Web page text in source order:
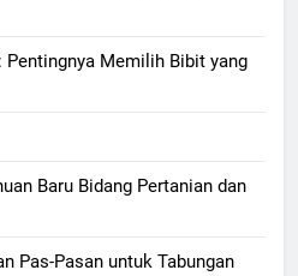
Memilih Bibit yang
Baru Bidang Pertanian dan
Pas-Pasan untuk Tabungan